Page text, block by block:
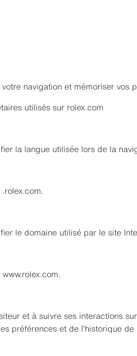
navigation et mémoriser vos
utilisés sur rolex.com
la langue utilisée lors de la
le domaine utilisé par le site
et à suivre ses interactions
préférences et de l’historique